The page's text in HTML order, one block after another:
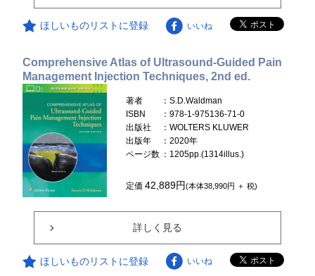
ほしいものリストに登録 いいね
Comprehensive Atlas of Ultrasound-Guided Pain
Management Injection Techniques, 2nd ed.
著者
：S.D.Waldman
ISBN
：978-1-975136-71-0
出版社
：WOLTERS KLUWER
出版年
：2020年
ページ数 ：1205pp.(1314illus.)
定価42,889円(本体38,990円 ＋ 税)
詳しく見る
ほしいものリストに登録 いいね